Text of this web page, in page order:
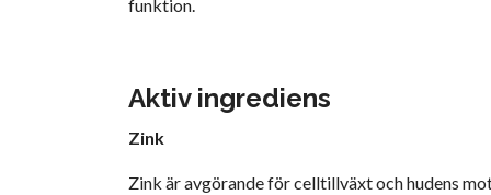
funktion.
Aktiv ingrediens
Zink
Zink är avgörande för celltillväxt och hudens